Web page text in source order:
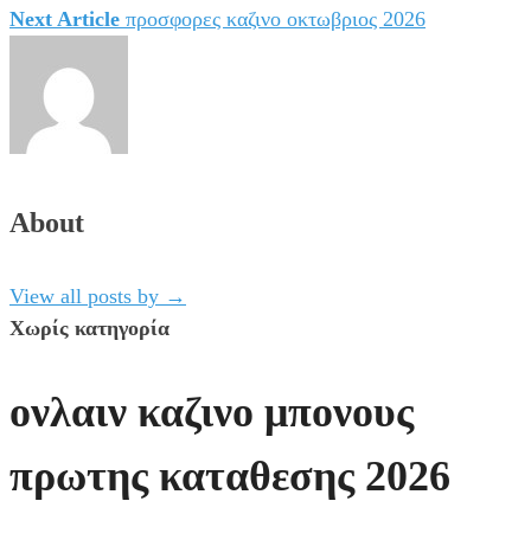
άρθρων
Next Article προσφορες καζινο οκτωβριος 2026
About
View all posts by →
Χωρίς κατηγορία
ονλαιν καζινο μπονους
πρωτης καταθεσης 2026